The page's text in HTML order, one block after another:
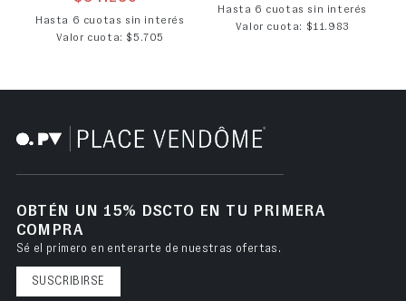
Precio de oferta
Hasta 6 cuotas sin interés
Valor cuota: $5.705
Hasta 6 cuotas sin interés
Valor cuota: $11.983
OBTÉN UN 15% DSCTO EN TU PRIMERA
COMPRA
Sé el primero en enterarte de nuestras ofertas.
SUSCRIBIRSE